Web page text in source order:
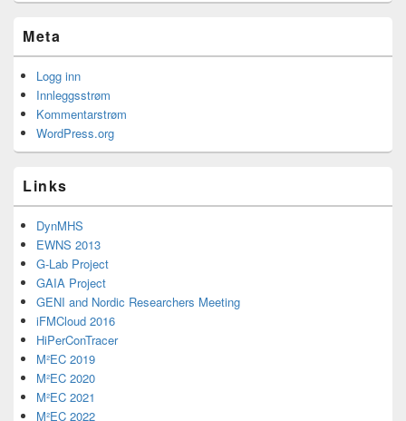
Meta
Logg inn
Innleggsstrøm
Kommentarstrøm
WordPress.org
Links
DynMHS
EWNS 2013
G-Lab Project
GAIA Project
GENI and Nordic Researchers Meeting
iFMCloud 2016
HiPerConTracer
M²EC 2019
M²EC 2020
M²EC 2021
M²EC 2022